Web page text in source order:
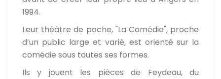
1994.
Leur théâtre de poche, "La Comédie", proche
d’un public large et varié, est orienté sur la
comédie sous toutes ses formes.
Ils y jouent les pièces de Feydeau, du